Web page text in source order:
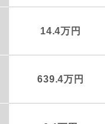
14.4万円
639.4万円